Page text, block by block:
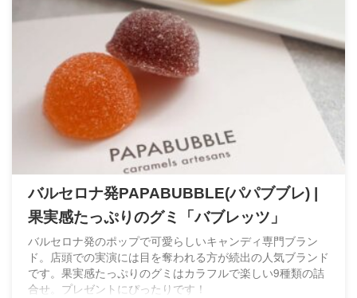
バルセロナ発PAPABUBBLE(パパブブレ) |
果実感たっぷりのグミ「バブレッツ」
バルセロナ発のポップで可愛らしいキャンディ専門ブラン
ド。店頭での実演には目を奪われる方が続出の人気ブランド
です。果実感たっぷりのグミはカラフルで楽しい9種類の詰
合せ。プレゼントにぴったりです！